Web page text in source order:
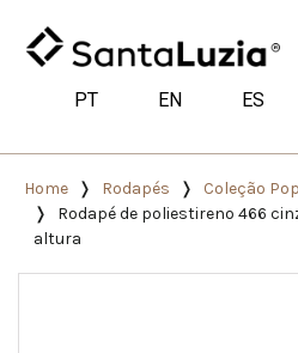
PT EN ES
Home Rodapés
Coleção
Rodapé de poliestireno 466
altura